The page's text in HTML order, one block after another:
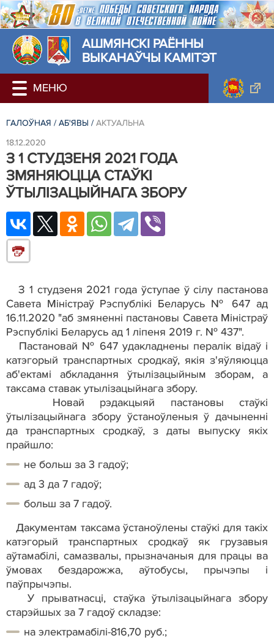
АШМЯНСКI РАЁННЫ
ВЫКАНАЎЧЫ КАМІТЭТ
ГАЛОЎНАЯ / АБ'ЯВЫ / АКТУАЛЬНА
18.12.2020
З 1 СТУДЗЕНЯ 2021 ГОДА
ЗМЯНЯЮЦЦА СТАЎКІ
ЎТЫЛІЗАЦЫЙНАГА ЗБОРУ
З 1 студзеня 2021 года ўступае ў сілу пастанова
Савета Міністраў Рэспублікі Беларусь № 647 ад
16.11.2020 "аб змяненні пастановы Савета Міністраў
Рэспублікі Беларусь ад 1 ліпеня 2019 г. № 437".
Пастановай № 647 удакладнены пералік відаў і
катэгорый транспартных сродкаў, якія з'яўляюцца
аб'ектамі абкладання ўтылізацыйным зборам, а
таксама ставак утылізацыйнага збору.
Новай рэдакцыяй пастановы стаўкі
ўтылізацыйнага збору ўстаноўленыя ў дачыненні
да транспартных сродкаў, з даты выпуску якіх
прайшло:
не больш за 3 гадоў;
ад 3 да 7 гадоў;
больш за 7 гадоў.
Дакументам таксама ўстаноўлены стаўкі для такіх
катэгорый транспартных сродкаў як грузавыя
аўтамабілі, самазвалы, прызначаныя для працы ва
ўмовах бездарожжа, аўтобусы, прычэпы і
паўпрычэпы.
У прыватнасці, стаўка ўтылізацыйнага збору
старэйшых за 7 гадоў складзе:
на электрамабілі-816,70 руб.;